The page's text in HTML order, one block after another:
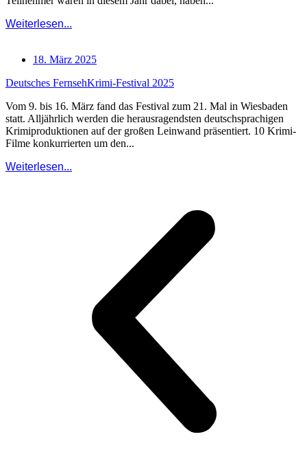
Weiterlesen...
18. März 2025
Deutsches FernsehKrimi-Festival 2025
Vom 9. bis 16. März fand das Festival zum 21. Mal in Wiesbaden
statt. Alljährlich werden die herausragendsten deutschsprachigen
Krimiproduktionen auf der großen Leinwand präsentiert. 10 Krimi-
Filme konkurrierten um den...
Weiterlesen...